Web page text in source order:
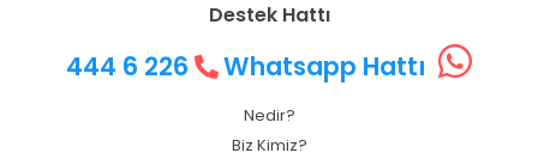
Destek Hattı
444 6 226 Whatsapp Hattı
Nedir?
Biz Kimiz?